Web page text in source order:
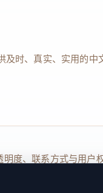
时、真实、实用的
度、联系方式与用户